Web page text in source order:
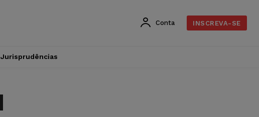
Conta INSCREVA-SE
Jurisprudências